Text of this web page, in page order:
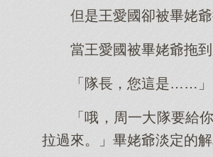
但是王愛國卻被畢姥爺
當王愛國被畢姥爺拖
「隊長，您這是……」
「哦，周一大隊要給
拉過來。」畢姥爺淡定的解